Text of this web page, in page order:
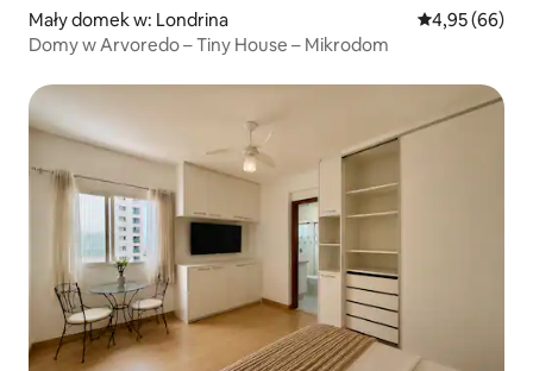
Mały domek w: Londrina Średnia
4,95 (66)
Domy w Arvoredo – Tiny House – Mikrodom